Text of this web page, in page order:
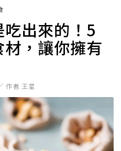
出來的！5
，讓你擁有
作者:王星